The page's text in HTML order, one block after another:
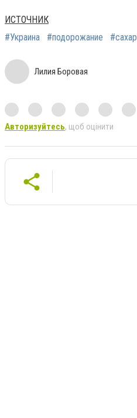
ИСТОЧНИК
#Украина
#подорожание #сахар
Лилия Боровая
Авторизуйтесь, щоб оцінити